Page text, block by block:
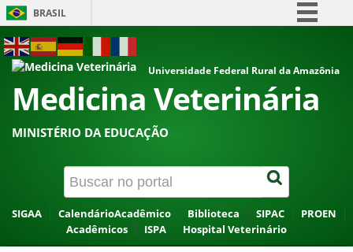
BRASIL
Participe
Acesso à informação
Canais
ACESSIBILIDADE
Universidade Federal Rural da Amazônia
Medicina Veterinária
MINISTÉRIO DA EDUCAÇÃO
SIGAA CalendárioAcadêmico Biblioteca SIPAC
PROEN
Acadêmicos
ISPA Hospital Veterinário